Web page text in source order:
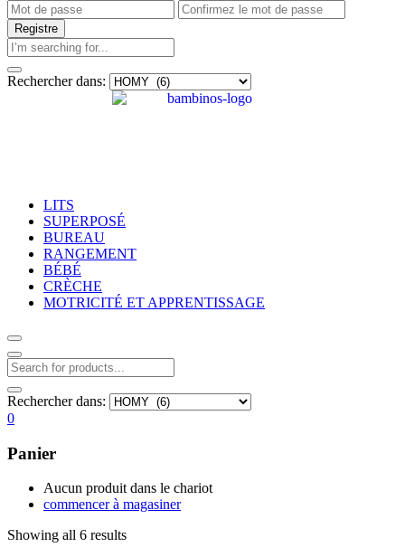
Rechercher dans:
LITS
SUPERPOSÉ
BUREAU
RANGEMENT
BÉBÉ
CRÈCHE
MOTRICITÉ ET APPRENTISSAGE
Rechercher dans:
0
Panier
Aucun produit dans le chariot
commencer à magasiner
Showing all 6 results